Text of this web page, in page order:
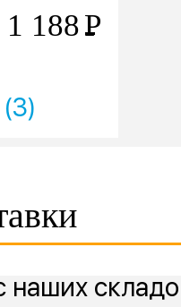
1 188Р
наших